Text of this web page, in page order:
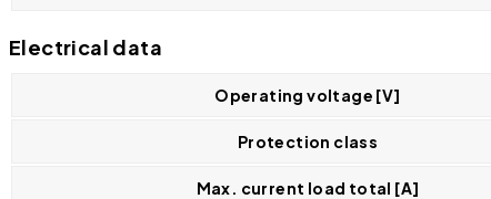
Electrical data
Operating voltage [V]
Protection class
Max. current load total [A]